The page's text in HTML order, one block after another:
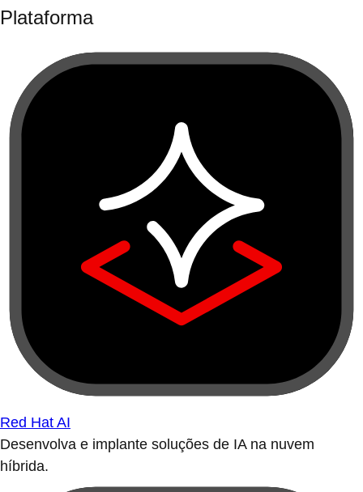
Plataforma
Red Hat AI
Desenvolva e implante soluções de IA na nuvem
híbrida.